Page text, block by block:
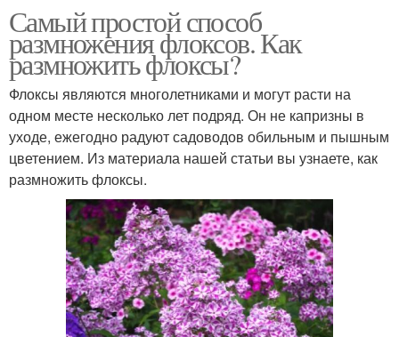
Самый простой способ
размножения флоксов. Как
размножить флоксы?
Флоксы являются многолетниками и могут расти на
одном месте несколько лет подряд. Он не капризны в
уходе, ежегодно радуют садоводов обильным и пышным
цветением. Из материала нашей статьи вы узнаете, как
размножить флоксы.